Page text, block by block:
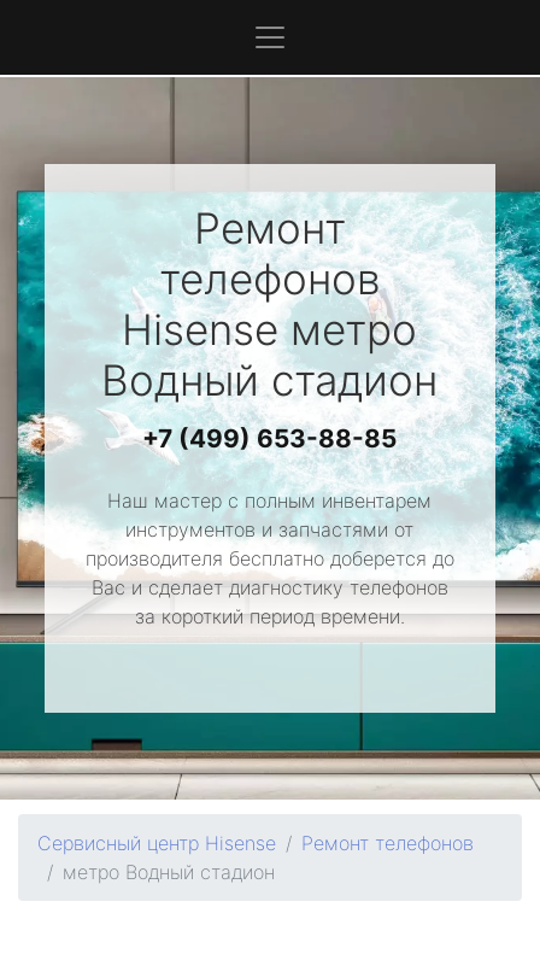
Ремонт
телефонов
Hisenseметро
Водный стадион
+7 (499) 653-88-85
Наш мастер с полным инвентарем
инструментов и запчастями от
производителя бесплатно доберется до
Вас и сделает диагностику телефонов
за короткий период времени.
Сервисный центр Hisense
Ремонт телефонов
метро Водный стадион